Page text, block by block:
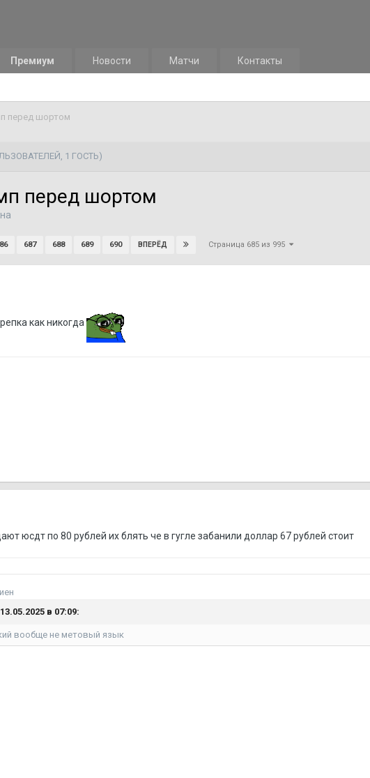
Премиум Новости Матчи Контакты
перед шортом
1 ГОСТЬ)
перед шортом
687 688 689 690 ВПЕРЁД Страница 685 из 995
как никогда
юсдт по 80 рублей их блять че в гугле забанили доллар 67 рублей стоит
в 07:09:
вообще не метовый язык